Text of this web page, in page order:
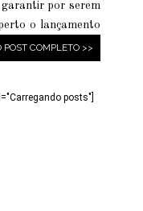
garantir por serem
o lançamento
POST COMPLETO >>
posts"]